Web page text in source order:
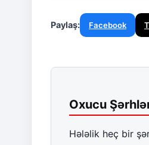
Paylaş: Facebook
Oxucu
Hələlik heç bir